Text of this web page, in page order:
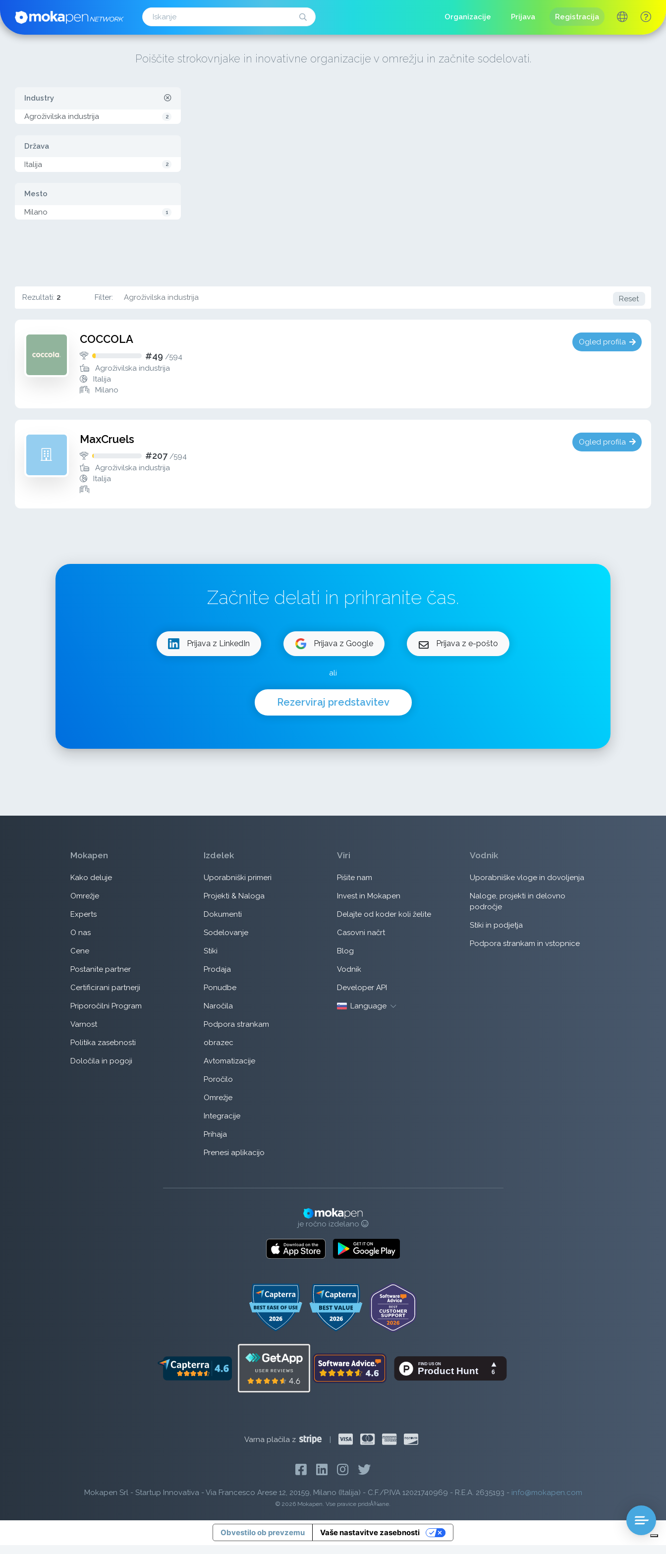
Organizacije Prijava Registracija
Poiščite strokovnjake in inovativne organizacije v omrežju in začnite sodelovati.
Industry
Agroživilska industrija 2
Država
Italija 2
Mesto
Milano 1
Rezultati: 2 Filter: Agroživilska industrija Reset
COCCOLA
#49 /594
Agroživilska industrija
Italija
Milano
Ogled profila
MaxCruels
#207 /594
Agroživilska industrija
Italija
Ogled profila
Začnite delati in prihranite čas.
Prijava z LinkedIn Prijava z Google Prijava z e-pošto
ali
Rezerviraj predstavitev
Mokapen
Kako deluje
Omrežje
Experts
O nas
Cene
Postanite partner
Certificirani partnerji
Priporočilni Program
Varnost
Politika zasebnosti
Določila in pogoji
Izdelek
Uporabniški primeri
Projekti & Naloga
Dokumenti
Sodelovanje
Stiki
Prodaja
Ponudbe
Naročila
Podpora strankam
obrazec
Avtomatizacije
Poročilo
Omrežje
Integracije
Prihaja
Prenesi aplikacijo
Viri
Pišite nam
Invest in Mokapen
Delajte od koder koli želite
Casovni načrt
Blog
Vodnik
Developer API
Language
Vodnik
Uporabniške vloge in dovoljenja
Naloge, projekti in delovno
področje
Stiki in podjetja
Podpora strankam in vstopnice
je ročno izdelano
Varna plačila z |
Mokapen Srl - Startup Innovativa - Via Francesco Arese 12, 20159, Milano (Italija) - C.F./P.IVA 12021740969 - R.E.A. 2635193 - info@mokapen.com
© 2026 Mokapen. Vse pravice pridrÅ¾ane.
Obvestilo ob prevzemu Vaše nastavitve zasebnosti